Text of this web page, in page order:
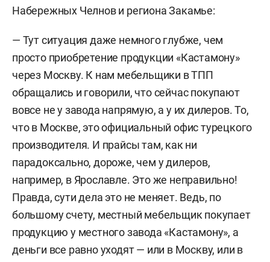
Набережных Челнов и региона Закамье:
— Тут ситуация даже немного глубже, чем
просто приобретение продукции «Кастамону»
через Москву. К нам мебельщики в ТПП
обращались и говорили, что сейчас покупают
вовсе не у завода напрямую, а у их дилеров. То,
что в Москве, это официальный офис турецкого
производителя. И прайсы там, как ни
парадоксально, дороже, чем у дилеров,
например, в Ярославле. Это же неправильно!
Правда, сути дела это не меняет. Ведь, по
большому счету, местный мебельщик покупает
продукцию у местного завода «Кастамону», а
деньги все равно уходят — или в Москву, или в